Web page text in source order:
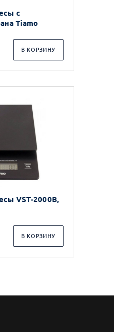
с
Tiamo
В КОРЗИНУ
VST-2000B,
В КОРЗИНУ